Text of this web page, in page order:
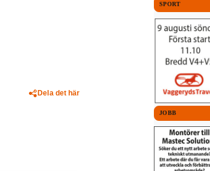
Dela det här
SPORT
JOBB